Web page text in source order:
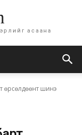
асаана
өрсөлдөөнт шинэ